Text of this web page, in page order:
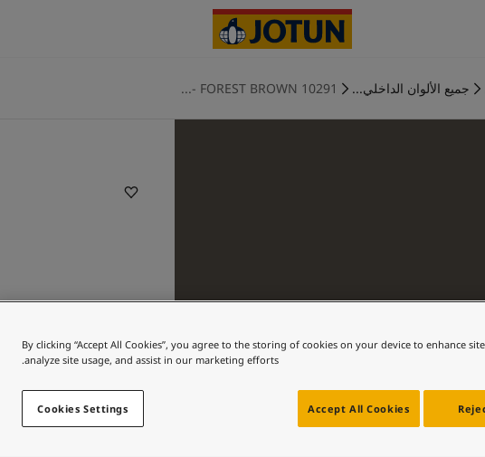
جميع الألوان الداخلي... 10291 FOREST BROWN -...
By clicking “Accept All Cookies”, you agree to the storing of cookies on your device to enhance
analyze site usage, and assist in our marketing efforts.
Accept All Cookies
Cookies Settings